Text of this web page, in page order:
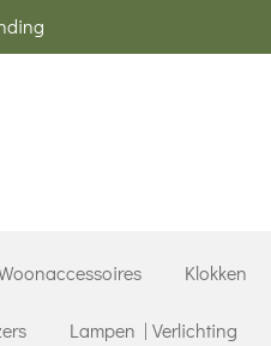
Klokken
Lampen | Verlichting